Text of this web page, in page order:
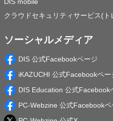
クラウドセキュリティサービス(
ソーシャルメディア
DIS 公式Facebookページ
iKAZUCHI 公式Facebookペー
DIS Education 公式Facebook
PC-Webzine 公式Facebookペ